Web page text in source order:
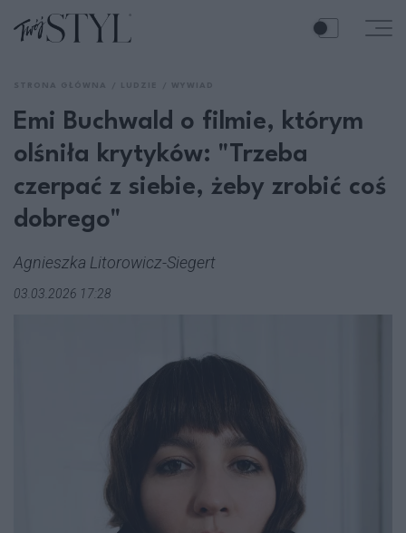
Emi Buchwald o filmie, którym
olśniła krytyków: "Trzeba
czerpać z siebie, żeby zrobić coś
dobrego"
Agnieszka Litorowicz-Siegert
03.03.2026 17:28